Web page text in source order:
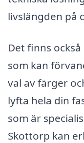
livslängden på
Det finns
som kan
val av färger
lyfta hela din
som är
Skottorp kan